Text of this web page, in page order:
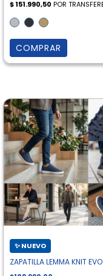
COMPRAR
ZAPATILLA LEMMA KNIT EVO